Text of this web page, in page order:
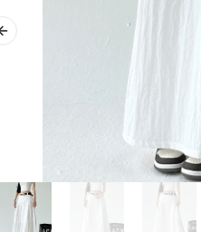
Previous slide